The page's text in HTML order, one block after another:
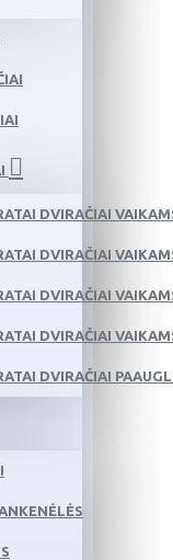
DVIRAČIAI
DVIRAČIAI
DVIRAČIAI
DVIRAČIAI
DVIRAČIAI